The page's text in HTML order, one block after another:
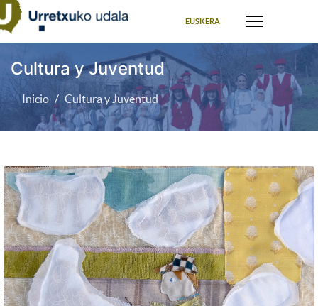
EUSKERA
Cultura y Juventud
Inicio Cultura y Juventud